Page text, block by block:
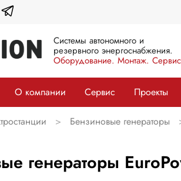
Системы автономного и
резервного энергоснабжения.
Оборудование. Монтаж. Сервис
О компании Сервис Проекты
Бензиновые генераторы
генераторы